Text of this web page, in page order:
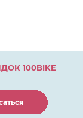
100BIKE